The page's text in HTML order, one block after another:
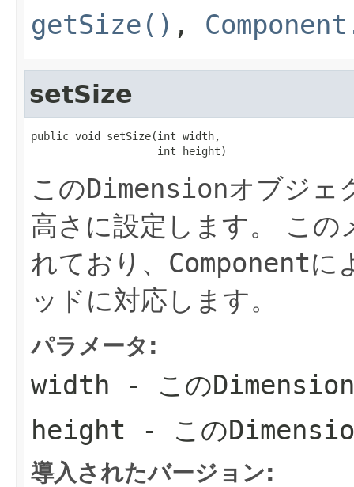
getSize() ,
setSize
public void setSize(int width,
                    int height)
このDimensionオブジェ
高さに設定します。
この
れており、 Componentに
ッドに対応します。
パラメータ:
width - このDimension
height - この
導入されたバージョン: